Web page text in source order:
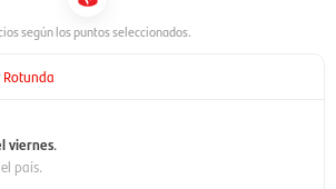
Rotunda
viernes.
país.